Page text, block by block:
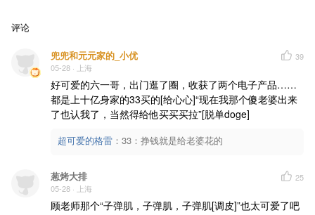
评论
兜兜和元元家的_小优
05-28 · 上海
39
好可爱的六一哥，出门逛了圈，收获了两个电子产品……
都是上十亿身家的33买的[给心心]“现在我那个傻老婆出来
了也认我了，当然得给他买买买拉”[脱单doge]
超可爱的格雷 ： 33：挣钱就是给老婆花的
葱烤大排
05-28 · 上海
25
顾老师那个“子弹肌，子弹肌，子弹肌[调皮]”也太可爱了吧